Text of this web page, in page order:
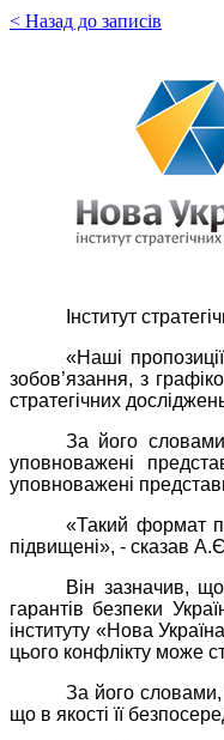
< Назад до записів
Інститут
«Наші
зобов’язання, з
стратегічних
За його
уповноважені
уповноважені
«Такий формат
підвищені», - сказав
Він зазначив,
гарантів безпеки
інституту «Нова
цього конфлікту може
За його словами,
що в якості її